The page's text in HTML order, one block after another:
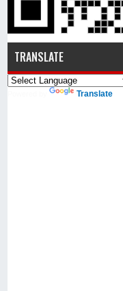
TRANSLATE
Powered by Translate